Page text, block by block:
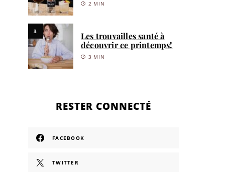
2 MIN
3
Les trouvailles santé à
découvrir ce printemps!
3 MIN
RESTER CONNECTÉ
FACEBOOK
TWITTER